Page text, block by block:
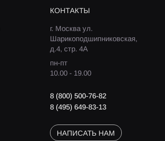
КОНТАКТЫ
г. Москва ул.
Шарикоподшипниковская,
д.4, стр. 4А
пн-пт
10.00 - 19.00
8 (800) 500-76-82
8 (495) 649-83-13
НАПИСАТЬ НАМ